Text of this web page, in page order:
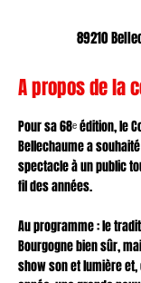
89210
A propos de la
Pour sa 68ᵉ édition, le
Bellechaume a
spectacle à un public
fil des années.
Au programme : le
Bourgogne bien sûr,
show son et lumière